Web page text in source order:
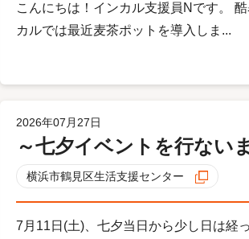
こんにちは！インカル支援員Nです。
カルでは最近麦茶ポットを導入しま...
2026年07月27日
～七夕イベントを行ない
横浜市鶴見区生活支援センター
7月11日(土)、七夕当日から少し日は